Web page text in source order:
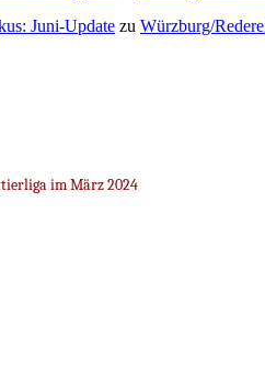
Juni-Update zu Würzburg/
im März 2024